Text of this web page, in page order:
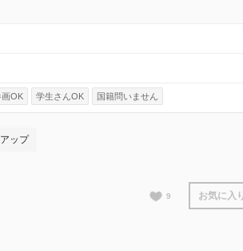
画OK 学生さんOK 国籍問いません
ップ
9 お気に入